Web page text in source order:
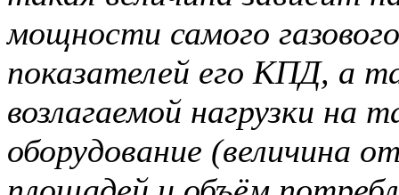
мощности самого
показателей его КПД, а
возлагаемой нагрузки на
оборудование (величина